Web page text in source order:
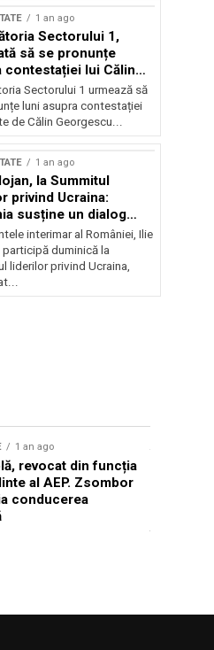
1 an ago
Sectorului 1,
să se pronunțe
contestației lui Călin
privind controlul
Sectorului 1 urmează să
luni asupra contestației
de Călin Georgescu...
1 an ago
la Summitul
privind Ucraina:
susține un dialog
pentru securitate
interimar al României, Ilie
participă duminică la
liderilor privind Ucraina,
1 an ago
revocat din funcția
al AEP. Zsombor
conducerea